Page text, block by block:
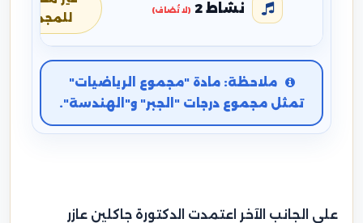
نشاط 2 (لا تُضاف)
للمجموع
ملاحظة: مادة "مجموع الرياضيات"
تمثل مجموع درجات "الجبر" و"الهندسة".
على الجانب الآخر اعتمدت الدكتورة جاكلين عازر